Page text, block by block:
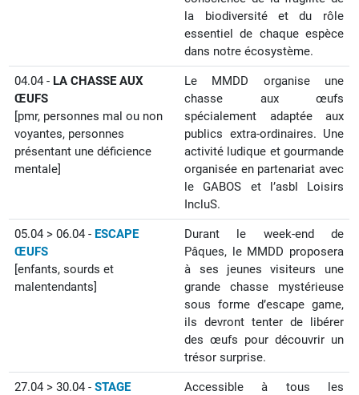
la biodiversité et du rôle
essentiel de chaque espèce
dans notre écosystème.
04.04 - LA CHASSE AUX
ŒUFS
[pmr, personnes mal ou non
voyantes, personnes
présentant une déficience
mentale]
Le MMDD organise une
chasse aux œufs
spécialement adaptée aux
publics extra-ordinaires. Une
activité ludique et gourmande
organisée en partenariat avec
le GABOS et l’asbl Loisirs
IncluS.
05.04 > 06.04 - ESCAPE
ŒUFS
[enfants, sourds et
malentendants]
Durant le week-end de
Pâques, le MMDD proposera
à ses jeunes visiteurs une
grande chasse mystérieuse
sous forme d’escape game,
ils devront tenter de libérer
des œufs pour découvrir un
trésor surprise.
27.04 > 30.04 -STAGE
Accessible à tous les